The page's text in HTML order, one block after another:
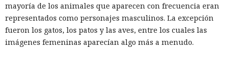
mayoría de los animales que aparecen con frecuencia eran
representados como personajes masculinos. La excepción
fueron los gatos, los patos y las aves, entre los cuales las
imágenes femeninas aparecían algo más a menudo.